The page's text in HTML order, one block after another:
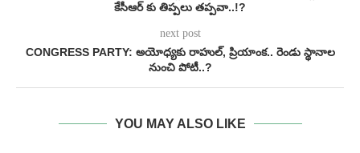
కేసీఆర్ కు తిప్పలు తప్పవా..!?
next post
CONGRESS PARTY: అయోధ్యకు రాహుల్, ప్రియాంక.. రెండు స్థానాల
నుంచి పోటీ..?
YOU MAY ALSO LIKE